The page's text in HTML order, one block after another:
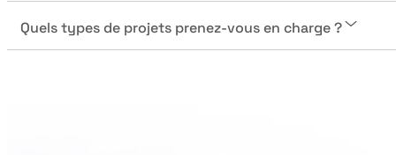
Quels types de projets prenez-vous en charge ?